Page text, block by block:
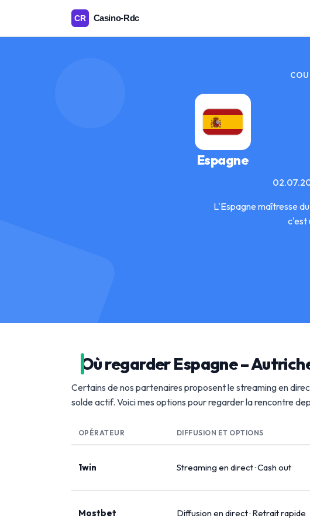
Espagne
L'Espagne maîtresse
c'est
Où regarder Espagne –
Certains de nos partenaires proposent le streaming en
solde actif. Voici mes options pour regarder la rencontre
OPÉRATEUR DIFFUSION ET OPTIONS
1win Streaming en direct · Cash out
Mostbet Diffusion en direct · Retrait rapide